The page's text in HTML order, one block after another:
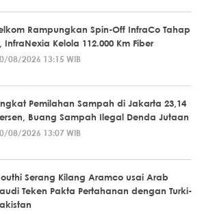
Rampungkan Spin-Off InfraCo Tahap
InfraNexia Kelola 112.000 Km Fiber
08/2026 13:15 WIB
Pemilahan Sampah di Jakarta 23,14
Buang Sampah Ilegal Denda Jutaan
08/2026 13:07 WIB
Serang Kilang Aramco usai Arab
Teken Pakta Pertahanan dengan Turki-